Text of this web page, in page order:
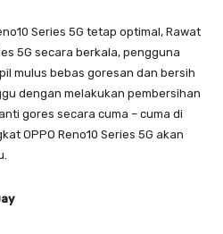
Series 5G tetap optimal, Rawat
5G secara berkala, pengguna
mulus bebas goresan dan bersih
dengan melakukan pembersihan
gores secara cuma – cuma di
OPPO Reno10 Series 5G akan